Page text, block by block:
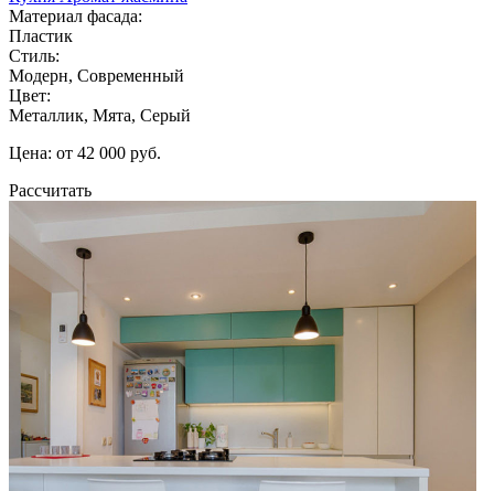
Материал фасада:
Пластик
Стиль:
Модерн, Современный
Цвет:
Металлик, Мята, Серый
Цена: от 42 000 руб.
Рассчитать